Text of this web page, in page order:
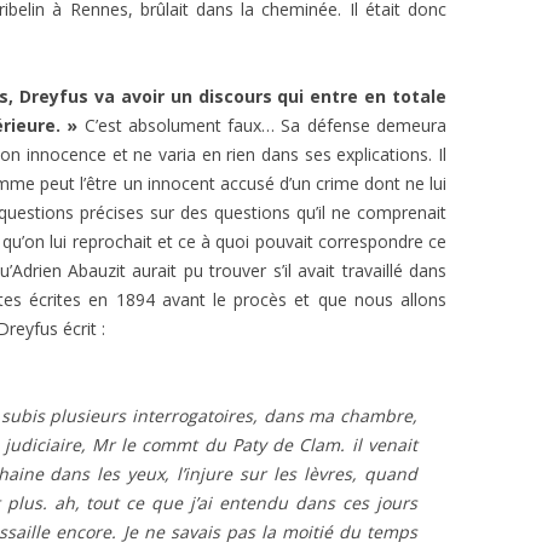
à Rennes, brûlait dans la cheminée. Il était donc
Dreyfus va avoir un discours qui entre en totale
» C’est absolument faux… Sa défense demeura
innocence et ne varia en rien dans ses explications. Il
peut l’être un innocent accusé d’un crime dont ne lui
précises sur des questions qu’il ne comprenait
lui reprochait et ce à quoi pouvait correspondre ce
Abauzit aurait pu trouver s’il avait travaillé dans
écrites en 1894 avant le procès et que nous allons
écrit :
plusieurs interrogatoires, dans ma chambre,
Mr le commt du Paty de Clam. il venait
dans les yeux, l’injure sur les lèvres, quand
ah, tout ce que j’ai entendu dans ces jours
encore. Je ne savais pas la moitié du temps